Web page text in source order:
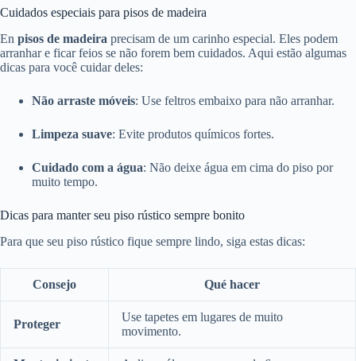
Cuidados especiais para pisos de madeira
En pisos de madeira precisam de um carinho especial. Eles podem
arranhar e ficar feios se não forem bem cuidados. Aqui estão algumas
dicas para você cuidar deles:
Não arraste móveis: Use feltros embaixo para não arranhar.
Limpeza suave: Evite produtos químicos fortes.
Cuidado com a água: Não deixe água em cima do piso por
muito tempo.
Dicas para manter seu piso rústico sempre bonito
Para que seu piso rústico fique sempre lindo, siga estas dicas:
Consejo Qué hacer
Proteger
Use tapetes em lugares de muito
movimento.